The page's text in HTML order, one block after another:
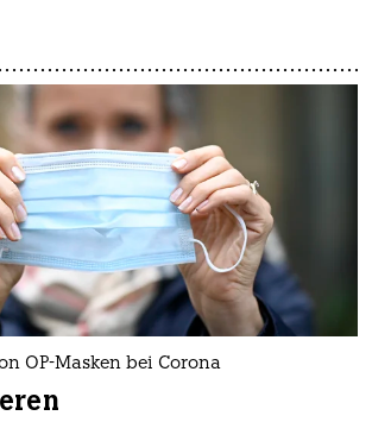
OP-Masken bei Corona